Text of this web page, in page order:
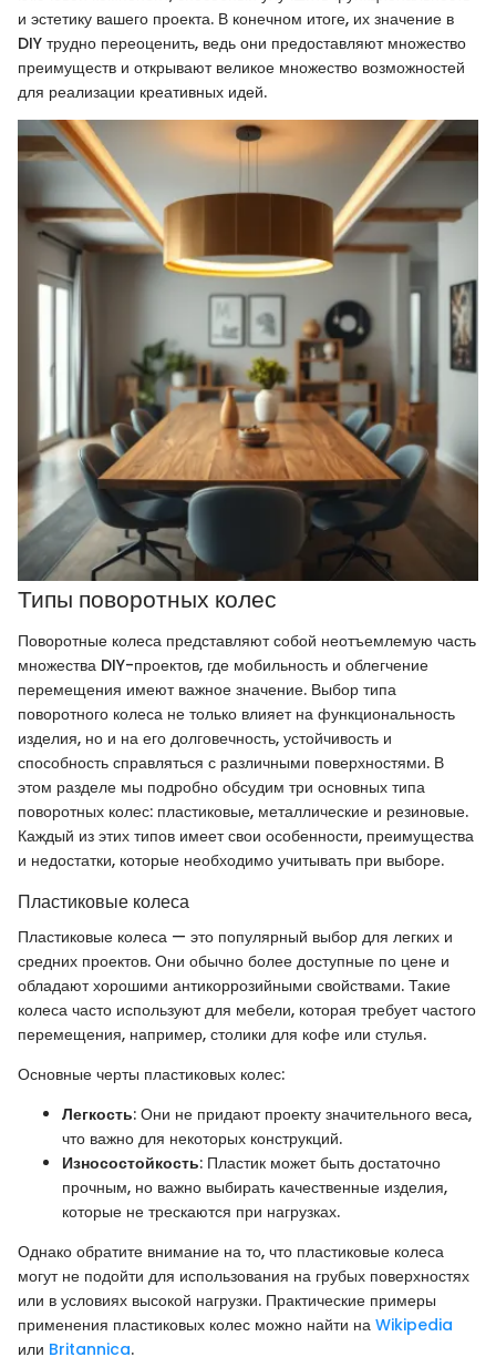
и эстетику вашего проекта. В конечном итоге, их значение в
DIY трудно переоценить, ведь они предоставляют множество
преимуществ и открывают великое множество возможностей
для реализации креативных идей.
Типы поворотных колес
Поворотные колеса представляют собой неотъемлемую часть
множества DIY-проектов, где мобильность и облегчение
перемещения имеют важное значение. Выбор типа
поворотного колеса не только влияет на функциональность
изделия, но и на его долговечность, устойчивость и
способность справляться с различными поверхностями. В
этом разделе мы подробно обсудим три основных типа
поворотных колес: пластиковые, металлические и резиновые.
Каждый из этих типов имеет свои особенности, преимущества
и недостатки, которые необходимо учитывать при выборе.
Пластиковые колеса
Пластиковые колеса — это популярный выбор для легких и
средних проектов. Они обычно более доступные по цене и
обладают хорошими антикоррозийными свойствами. Такие
колеса часто используют для мебели, которая требует частого
перемещения, например, столики для кофе или стулья.
Основные черты пластиковых колес:
Легкость: Они не придают проекту значительного веса,
что важно для некоторых конструкций.
Износостойкость: Пластик может быть достаточно
прочным, но важно выбирать качественные изделия,
которые не трескаются при нагрузках.
Однако обратите внимание на то, что пластиковые колеса
могут не подойти для использования на грубых поверхностях
или в условиях высокой нагрузки. Практические примеры
применения пластиковых колес можно найти на Wikipedia
или Britannica.